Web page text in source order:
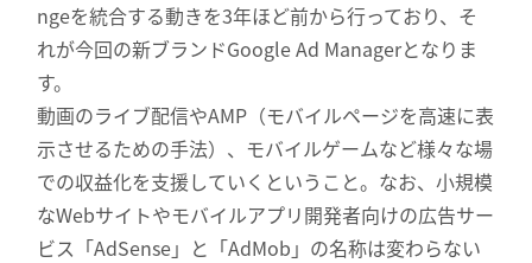
ngeを統合する動きを3年ほど前から行っており、そ
れが今回の新ブランドGoogle Ad Managerとなりま
す。
動画のライブ配信やAMP（モバイルページを高速に表
示させるための手法）、モバイルゲームなど様々な場
での収益化を支援していくということ。なお、小規模
なWebサイトやモバイルアプリ開発者向けの広告サー
ビス「AdSense」と「AdMob」の名称は変わらない